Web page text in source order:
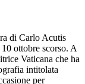
di Carlo Acutis
ottobre scorso. A
Vaticana che ha
intitolata
per